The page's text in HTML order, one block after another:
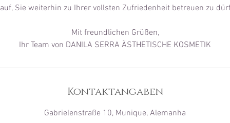
Sie weiterhin zu Ihrer vollsten Zufriedenheit betreuen zu
Mit freundlichen Grüßen,
Ihr Team von DANILA SERRA ÄSTHETISCHE KOSMETIK
Kontaktangaben
Gabrielenstraße 10, Munique, Alemanha